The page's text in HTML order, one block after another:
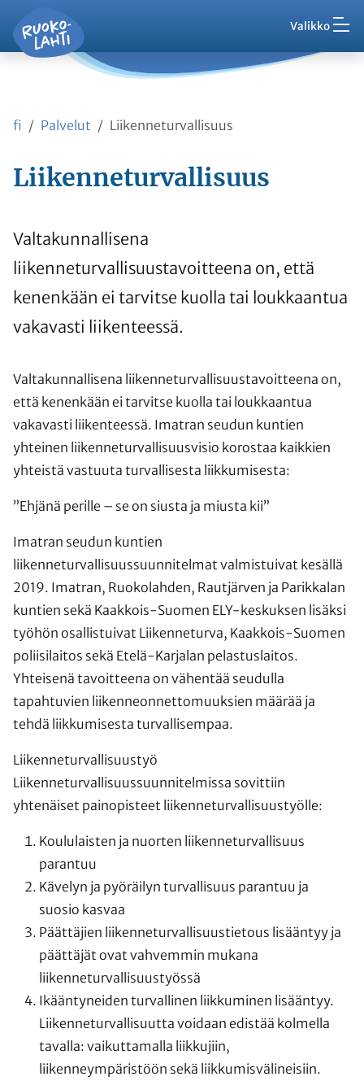
Siirry pääsisältöön Valikko
Ruokolahti - etusivu
Palaute
Asuminen ja ympäristö
Kasvatus ja koulutus
Harrasta ja viihdy
Kunta ja hallinto
Työ ja yrittäminen
Asioi kanssamme
fi Palvelut Liikenneturvallisuus
Liikenneturvallisuus
Valtakunnallisena
liikenneturvallisuustavoitteena on, että
kenenkään ei tarvitse kuolla tai loukkaantua
vakavasti liikenteessä.
Valtakunnallisena liikenneturvallisuustavoitteena on,
että kenenkään ei tarvitse kuolla tai loukkaantua
vakavasti liikenteessä. Imatran seudun kuntien
yhteinen liikenneturvallisuusvisio korostaa kaikkien
yhteistä vastuuta turvallisesta liikkumisesta:
”Ehjänä perille – se on siusta ja miusta kii”
Imatran seudun kuntien
liikenneturvallisuussuunnitelmat valmistuivat kesällä
2019. Imatran, Ruokolahden, Rautjärven ja Parikkalan
kuntien sekä Kaakkois-Suomen ELY-keskuksen lisäksi
työhön osallistuivat Liikenneturva, Kaakkois-Suomen
poliisilaitos sekä Etelä-Karjalan pelastuslaitos.
Yhteisenä tavoitteena on vähentää seudulla
tapahtuvien liikenneonnettomuuksien määrää ja
tehdä liikkumisesta turvallisempaa.
Liikenneturvallisuustyö
Liikenneturvallisuussuunnitelmissa sovittiin
yhtenäiset painopisteet liikenneturvallisuustyölle:
Koululaisten ja nuorten liikenneturvallisuus
parantuu
Kävelyn ja pyöräilyn turvallisuus parantuu ja
suosio kasvaa
Päättäjien liikenneturvallisuustietous lisääntyy ja
päättäjät ovat vahvemmin mukana
liikenneturvallisuustyössä
Ikääntyneiden turvallinen liikkuminen lisääntyy.
Liikenneturvallisuutta voidaan edistää kolmella
tavalla: vaikuttamalla liikkujiin,
liikenneympäristöön sekä liikkumisvälineisiin.